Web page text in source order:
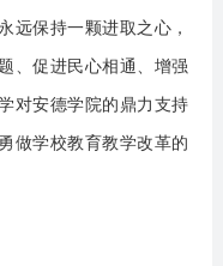
远保持一颗进取之心，
、促进民心相通、增强
对安德学院的鼎力支持
做学校教育教学改革的